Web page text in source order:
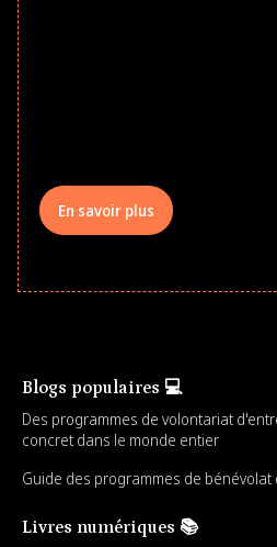
En savoir plus
Blogs populaires 💻
Des programmes de volontariat
concret dans le monde entier
Guide des programmes de
Livres numériques 📚